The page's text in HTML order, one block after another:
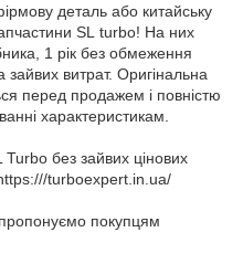
деталь або китайську
SL turbo! На них
1 рік без обмеження
зайвих витрат. Оригінальна
перед продажем і повністю
характеристикам.
без зайвих цінових
turboexpert.in.ua/
покупцям